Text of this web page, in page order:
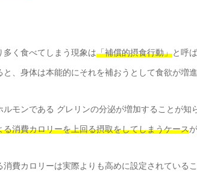
く食べてしまう現象は「補償的摂食行動」と呼
、身体は本能的にそれを補おうとして食欲が増
モンである グレリンの分泌が増加することが知
る消費カロリーを上回る摂取をしてしまうケース
費カロリーは実際よりも高めに設定されている